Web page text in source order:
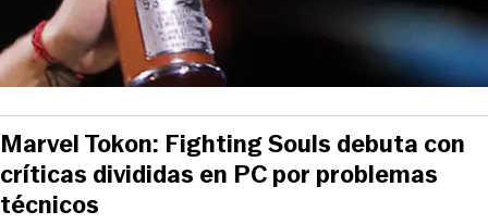
Marvel Tokon: Fighting Souls debuta con
críticas divididas en PC por problemas
técnicos